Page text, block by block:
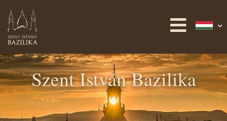
Szent István Bazilika